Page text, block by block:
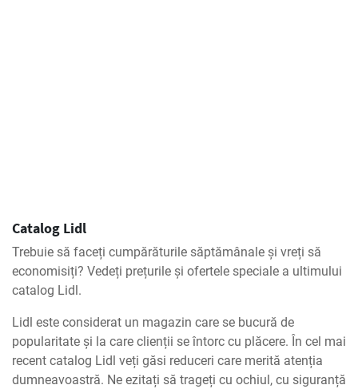
Catalog Lidl
Trebuie să faceți cumpărăturile săptămânale și vreți să
economisiți? Vedeți prețurile și ofertele speciale a ultimului
catalog Lidl.
Lidl este considerat un magazin care se bucură de
popularitate și la care clienții se întorc cu plăcere. În cel mai
recent catalog Lidl veți găsi reduceri care merită atenția
dumneavoastră. Ne ezitați să trageți cu ochiul, cu siguranță